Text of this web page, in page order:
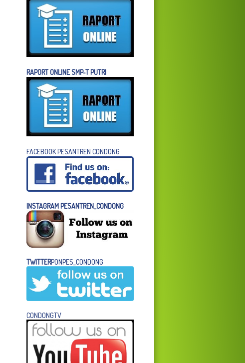
RAPORT ONLINE SMP-T PUTRI
FACEBOOK PESANTREN CONDONG
INSTAGRAM PESANTREN_CONDONG
TWITTERPONPES_CONDONG
CONDONGTV